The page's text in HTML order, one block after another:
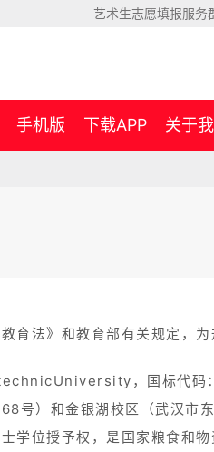
艺术生志愿填报服务
手机版 下载APP 关于
育法》和教育部有关规定，
，国标代码
号）和金银湖校区（武汉市
位授予权，是国家粮食和物